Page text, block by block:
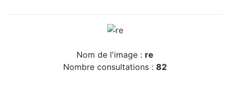
Nom de l'image : re
Nombre consultations : 82